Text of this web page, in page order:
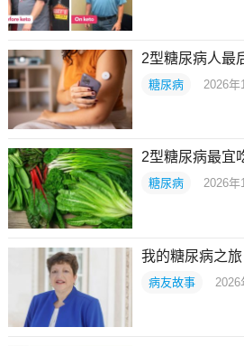
2型糖尿病人最
糖尿病 2026年
2型糖尿病最宜
糖尿病 2026年
我的糖尿病之
病友故事 2026